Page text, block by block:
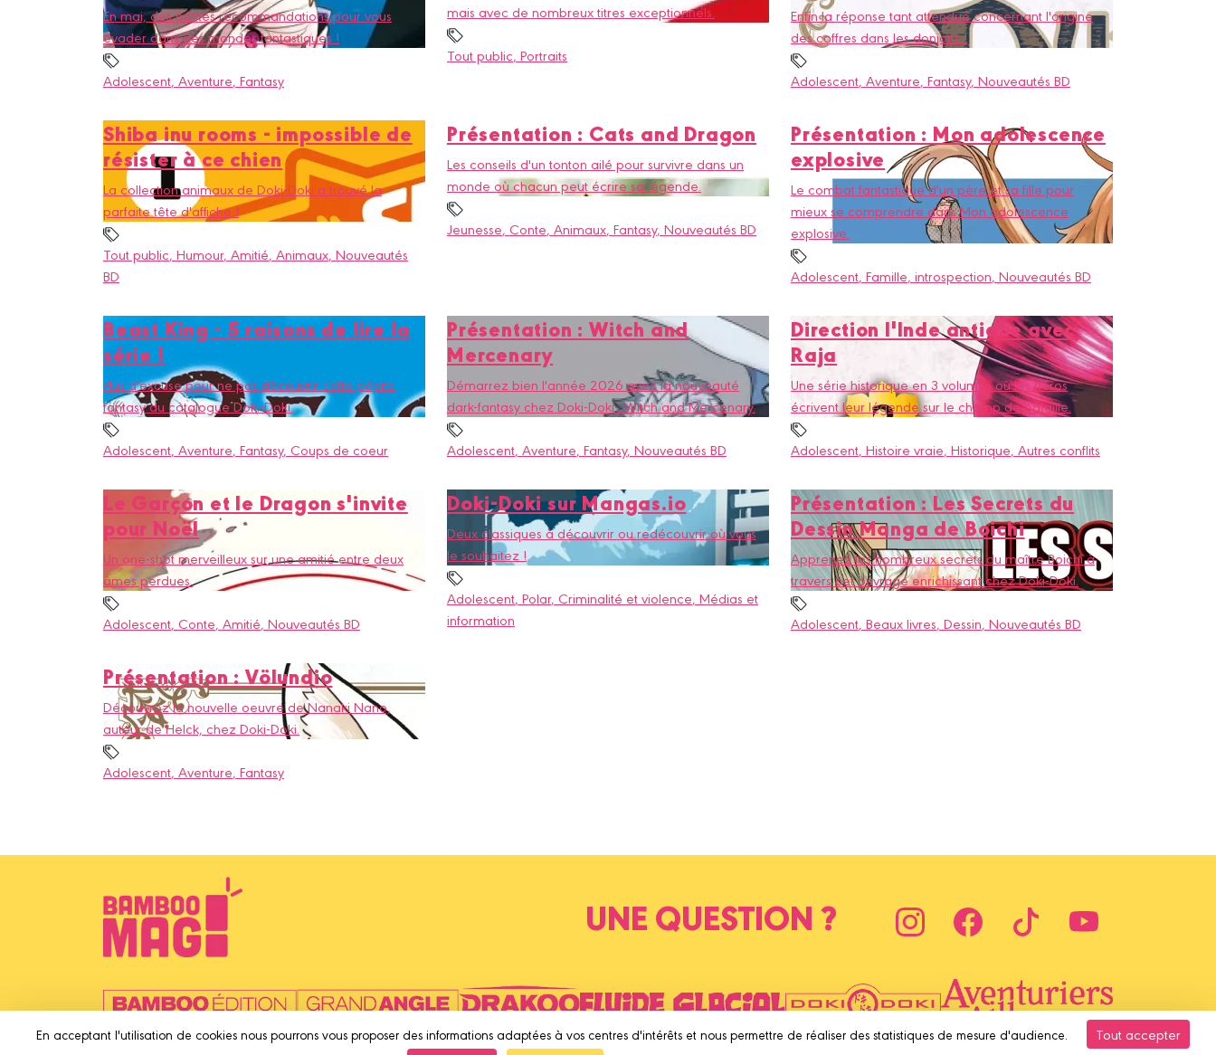
En mai, des petites recommandations pour vous
évader dans des mondes fantastiques !
Adolescent, Aventure, Fantasy
mais avec de nombreux titres exceptionnels.
Tout public, Portraits
Enfin la réponse tant attendue concernant l'origine
des coffres dans les donjons !
Adolescent, Aventure, Fantasy, Nouveautés BD
Shiba inu rooms - impossible de
résister à ce chien
La collection animaux de Doki-Doki a trouvé la
parfaite tête d'affiche !
Tout public, Humour, Amitié, Animaux, Nouveautés
BD
Présentation : Cats and Dragon
Les conseils d'un tonton ailé pour survivre dans un
monde où chacun peut écrire sa légende.
Jeunesse, Conte, Animaux, Fantasy, Nouveautés BD
Présentation : Mon adolescence
explosive
Le combat fantastique d'un père et sa fille pour
mieux se comprendre dans Mon adolescence
explosive.
Adolescent, Famille, introspection, Nouveautés BD
Beast King - 5 raisons de lire la
série !
Plus d'excuse pour ne pas découvrir cette pépite
fantasy du catalogue Doki-Doki.
Adolescent, Aventure, Fantasy, Coups de coeur
Présentation : Witch and
Mercenary
Démarrez bien l'année 2026 avec la nouveauté
dark-fantasy chez Doki-Doki : Witch and Mercenary.
Adolescent, Aventure, Fantasy, Nouveautés BD
Direction l'Inde antique avec
Raja
Une série historique en 3 volumes où les héros
écrivent leur légende sur le champ de bataille.
Adolescent, Histoire vraie, Historique, Autres conflits
Le Garçon et le Dragon s'invite
pour Noël
Un one-shot merveilleux sur une amitié entre deux
âmes perdues.
Adolescent, Conte, Amitié, Nouveautés BD
Doki-Doki sur Mangas.io
Deux classiques à découvrir ou redécouvrir où vous
le souhaitez !
Adolescent, Polar, Criminalité et violence, Médias et
information
Présentation : Les Secrets du
Dessin Manga de Boichi
Apprenez les nombreux secrets du maître Boichi à
travers cet ouvrage enrichissant chez Doki-Doki.
Adolescent, Beaux livres, Dessin, Nouveautés BD
Présentation : Völundio
Découvrez la nouvelle oeuvre de Nanaki Nano,
auteur de Helck, chez Doki-Doki.
Adolescent, Aventure, Fantasy
UNE QUESTION ?
En acceptant l'utilisation de cookies nous pourrons vous proposer des informations adaptées à vos centres d'intérêts et nous permettre de réaliser des statistiques de mesure d'audience.
Tout accepter